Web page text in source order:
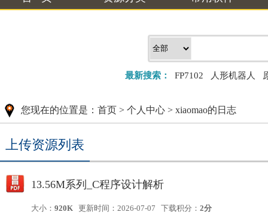
最新搜索： FP7102 人形机器人
您现在的位置是： 首页 > 个人中心 > xiaomao的日志
上传资源列表
13.56M系列_C程序设计解析
大小： 920K 更新时间：2026-07-07 下载积分： 2分